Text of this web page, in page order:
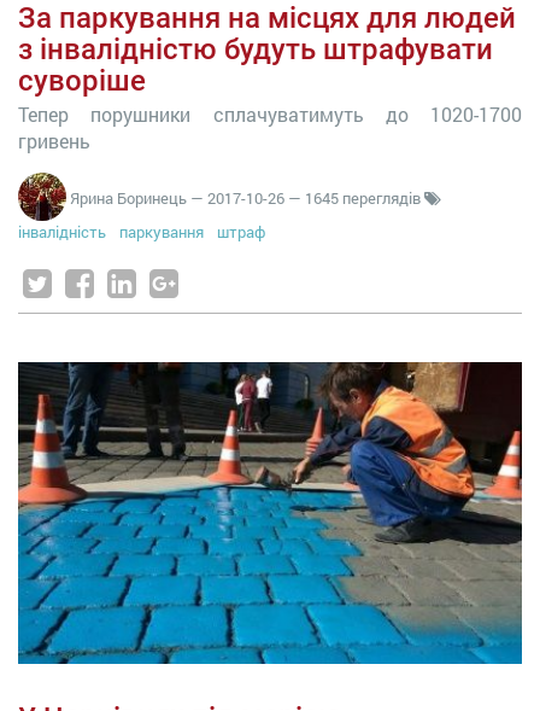
За паркування на місцях для людей
з інвалідністю будуть штрафувати
суворіше
Тепер порушники сплачуватимуть до 1020-1700
гривень
Ярина Боринець — 2017-10-26 — 1645 переглядів
інвалідність
паркування штраф